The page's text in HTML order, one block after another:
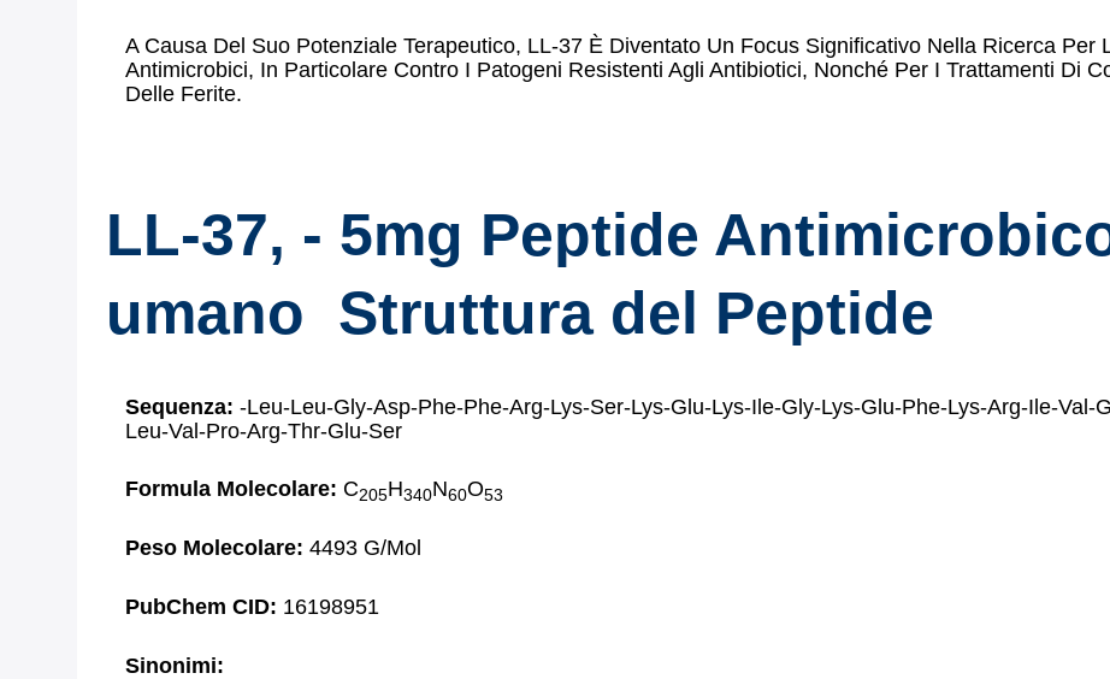
A Causa Del Suo Potenziale Terapeutico, LL-37 È Diventato Un Focus Significativo Nella Ricerca Per
Antimicrobici, In Particolare Contro I Patogeni Resistenti Agli Antibiotici, Nonché Per I Trattamenti Di
Delle Ferite.
LL-37, - 5mg Peptide
umano Struttura del Peptide
Sequenza: -Leu-Leu-Gly-Asp-Phe-Phe-Arg-Lys-Ser-Lys-Glu-Lys-Ile-Gly-Lys-Glu-Phe-Lys-Arg-Ile-Val-
Leu-Val-Pro-Arg-Thr-Glu-Ser
Formula Molecolare: C205H340N60O53
Peso Molecolare: 4493 G/mol
PubChem CID: 16198951
Sinonimi: